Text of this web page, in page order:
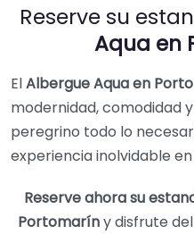
Reserve su
Aqua en
ElAlbergue Aqua en
modernidad, comodidad
peregrino todo lo
experiencia inolvidable
Reserve ahora su
Portomaríny disfrute